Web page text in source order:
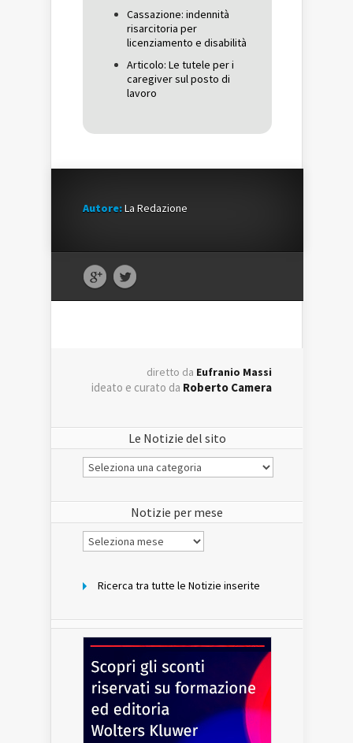
Cassazione: indennità
risarcitoria per
licenziamento e disabilità
Articolo: Le tutele per i
caregiver sul posto di
lavoro
Autore:La Redazione
diretto da Eufranio Massi
ideato e curato da Roberto Camera
Le Notizie del sito
Le
Notizie
Notizie per mese
Notizie
per
Ricerca tra tutte le Notizie inserite